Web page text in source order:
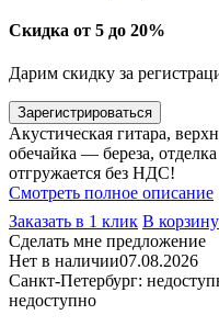
Скидка от 5 до 20%
Дарим скидку за
Зарегистрироваться
Акустическая гитара,
обечайка — береза,
отгружается без НДС!
Смотреть полное описание
Заказать в 1 клик В корзину
Сделать мне предложение
Нет в наличии07.08.2026
Санкт-Петербург:
недоступно